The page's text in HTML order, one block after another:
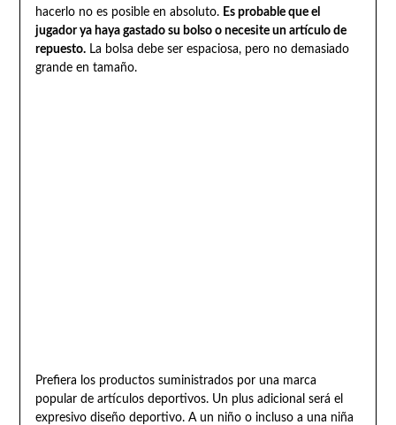
hacerlo no es posible en absoluto. Es probable que el
jugador ya haya gastado su bolso o necesite un artículo de
repuesto.La bolsa debe ser espaciosa, pero no demasiado
grande en tamaño.
Prefiera los productos suministrados por una marca
popular de artículos deportivos. Un plus adicional será el
expresivo diseño deportivo. A un niño o incluso a una niña